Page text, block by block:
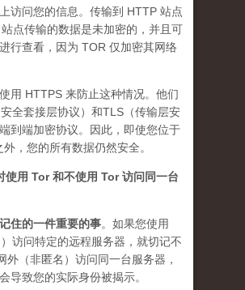
访问您的信息。传输到 HTTP 站点
点传输的数据是未加密的，并且可
行查看，因为 TOR 仅加密其网络
用 HTTPS 来防止这种情况。他们
全套接层协议）和TLS（传输层安
到端加密协议。因此，即使您位于
，您的所有数据仍然安全。
使用 Tor 和不使用 Tor 访问同一台
住的一件重要的事。如果您使用
访问特定的远程服务器，就切记不
外（非匿名）访问同一台服务器，
导致您的实际身份被揭示。